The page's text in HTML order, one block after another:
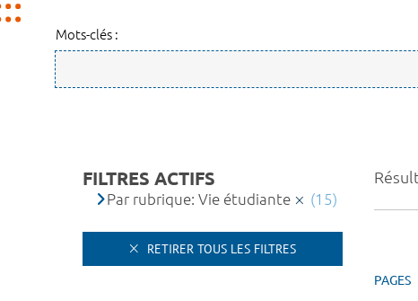
Mots-clés :
PAGES
FILTRES ACTIFS
Par rubrique: Vie étudiante (15)
RETIRER TOUS LES FILTRES